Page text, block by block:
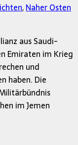
,Naher Osten
aus Saudi-
Emiraten im Krieg
und
haben. Die
im Jemen